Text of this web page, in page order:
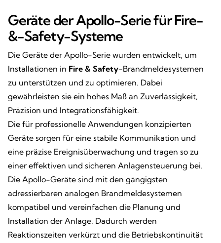
Geräte der Apollo-Serie für Fire-
&-Safety-Systeme
Die Geräte der Apollo-Serie wurden entwickelt, um
Installationen in Fire & Safety-Brandmeldesystemen
zu unterstützen und zu optimieren. Dabei
gewährleisten sie ein hohes Maß an Zuverlässigkeit,
Präzision und Integrationsfähigkeit.
Die für professionelle Anwendungen konzipierten
Geräte sorgen für eine stabile Kommunikation und
eine präzise Ereignisüberwachung und tragen so zu
einer effektiven und sicheren Anlagensteuerung bei.
Die Apollo-Geräte sind mit den gängigsten
adressierbaren analogen Brandmeldesystemen
kompatibel und vereinfachen die Planung und
Installation der Anlage. Dadurch werden
Reaktionszeiten verkürzt und die Betriebskontinuität